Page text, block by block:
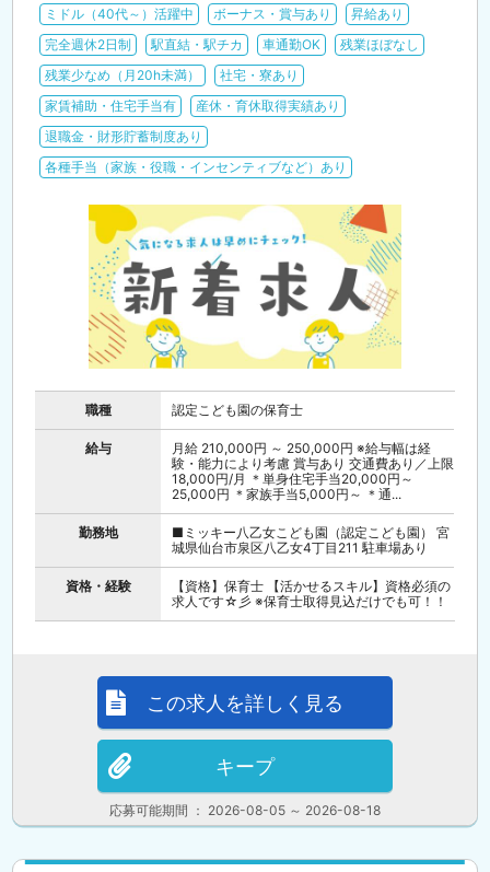
ミドル（40代～）活躍中
ボーナス・賞与あり
昇給あり
完全週休2日制
駅直結・駅チカ 車通勤OK
残業ほぼなし
残業少なめ（月20h未満）
社宅・寮あり
家賃補助・住宅手当有
産休・育休取得実績あり
退職金・財形貯蓄制度あり
各種手当（家族・役職・インセンティブなど）あり
職種 認定こども園の保育士
給与
月給 210,000円 ～ 250,000円 ※給与幅は経
験・能力により考慮 賞与あり 交通費あり／上限
18,000円/月 ＊単身住宅手当20,000円～
25,000円 ＊家族手当5,000円～ ＊通...
勤務地
■ミッキー八乙女こども園（認定こども園） 宮
城県仙台市泉区八乙女4丁目211 駐車場あり
資格・経験
【資格】保育士 【活かせるスキル】資格必須の
求人です☆彡 ※保育士取得見込だけでも可！！
応募可能期間 ： 2026-08-05 ～ 2026-08-18
この求人を詳しく見る
キープ